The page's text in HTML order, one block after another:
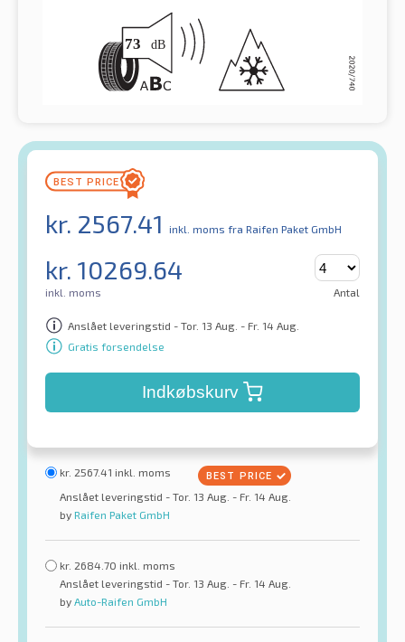
kr. 2567.41 inkl. moms fra Raifen Paket GmbH
kr. 10269.64
inkl. moms Antal
Anslået leveringstid - Tor. 13 Aug. - Fr. 14 Aug.
Gratis forsendelse
Indkøbskurv
kr. 2567.41 inkl. moms
Anslået leveringstid - Tor. 13 Aug. - Fr. 14 Aug.
by Raifen Paket GmbH
kr. 2684.70 inkl. moms
Anslået leveringstid - Tor. 13 Aug. - Fr. 14 Aug.
by Auto-Raifen GmbH